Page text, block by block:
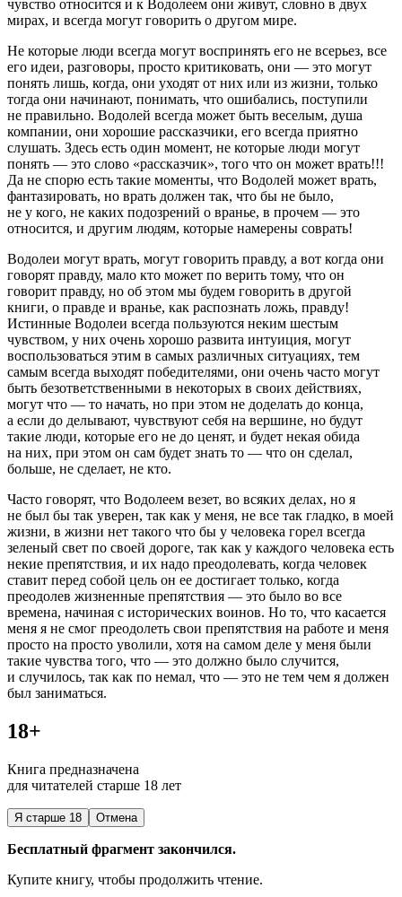
чувство относится и к Водолеем они живут, словно в двух
мирах, и всегда могут говорить о другом мире.
Не которые люди всегда могут воспринять его не всерьез, все
его идеи, разговоры, просто критиковать, они — это могут
понять лишь, когда, они уходят от них или из жизни, только
тогда они начинают, понимать, что ошибались, поступили
не правильно. Водолей всегда может быть веселым, душа
компании, они хорошие рассказчики, его всегда приятно
слушать. Здесь есть один момент, не которые люди могут
понять — это слово «рассказчик», того что он может врать!!!
Да не спорю есть такие моменты, что Водолей может врать,
фантазировать, но врать должен так, что бы не было,
не у кого, не каких подозрений о вранье, в прочем — это
относится, и другим людям, которые намерены соврать!
Водолеи могут врать, могут говорить правду, а вот когда они
говорят правду, мало кто может по верить тому, что он
говорит правду, но об этом мы будем говорить в другой
книги, о правде и вранье, как распознать ложь, правду!
Истинные Водолеи всегда пользуются неким шестым
чувством, у них очень хорошо развита интуиция, могут
воспользоваться этим в самых различных ситуациях, тем
самым всегда выходят победителями, они очень часто могут
быть безответственными в некоторых в своих действиях,
могут что — то начать, но при этом не доделать до конца,
а если до делывают, чувствуют себя на вершине, но будут
такие люди, которые его не до ценят, и будет некая обида
на них, при этом он сам будет знать то — что он сделал,
больше, не сделает, не кто.
Часто говорят, что Водолеем везет, во всяких делах, но я
не был бы так уверен, так как у меня, не все так гладко, в моей
жизни, в жизни нет такого что бы у человека горел всегда
зеленый свет по своей дороге, так как у каждого человека есть
некие препятствия, и их надо преодолевать, когда человек
ставит перед собой цель он ее достигает только, когда
преодолев жизненные препятствия — это было во все
времена, начиная с исторических воинов. Но то, что касается
меня я не смог преодолеть свои препятствия на работе и меня
просто на просто уволили, хотя на самом деле у меня были
такие чувства того, что — это должно было случится,
и случилось, так как по немал, что — это не тем чем я должен
был заниматься.
18+
Книга предназначена
для читателей старше 18 лет
Я старше 18 Отмена
Бесплатный фрагмент закончился.
Купите книгу, чтобы продолжить чтение.